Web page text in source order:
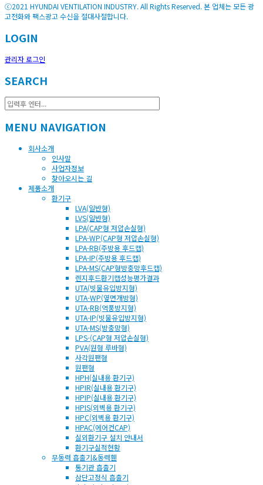
ⓒ2021 HYUNDAI VENTILATION INDUSTRY. All Rights Reserved. 본 업체는 모든 광
고전화와 팩스광고 수신을 절대사절합니다.
LOGIN
관리자 로그인
SEARCH
MENU NAVIGATION
회사소개
인사말
사업자정보
찾아오시는 길
제품소개
환기구
LVA(일반형)
LVS(일반형)
LPA(CAP형 저압손실형)
LPA-WP(CAP형 저압손실형)
LPA-RB(주방용 후드캡)
LPA-IP(주방용 후드캡)
LPA-MS(CAP형방충망후드캡)
렌지후드환기캡성능평가결과
UTA(빗물유입방지형)
UTA-WP(옆면개방형)
UTA-RB(역풍방지형)
UTA-IP(빗물유입방지형)
UTA-MS(방충망형)
LPS-(CAP형 저압손실형)
PVA(원형 루바형)
사각원팬형
원팬형
HPH(실내용 환기구)
HPIR(실내용 환기구)
HPIP(실내용 환기구)
HPIS(외벽용 환기구)
HPC(외벽용 환기구)
HPAC(에어컨CAP)
실외환기구 설치 안내서
환기구실적현황
무동력 흡출기&동력휀
통기관 흡출기
삼단고정식 흡출기